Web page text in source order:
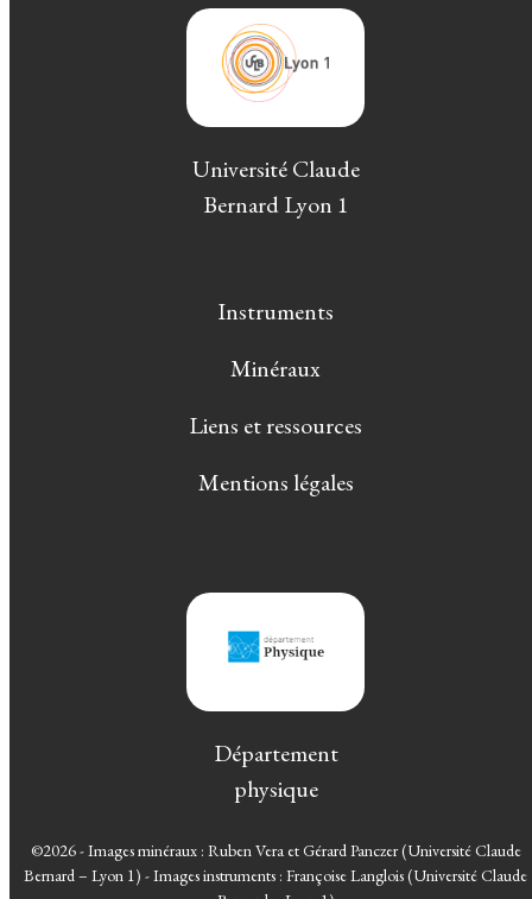
Université Claude
Bernard Lyon 1
Instruments
Minéraux
Liens et ressources
Mentions légales
Département
physique
©2026 - Images minéraux : Ruben Vera et Gérard Panczer (Université Claude
Bernard – Lyon 1) - Images instruments : Françoise Langlois (Université Claude